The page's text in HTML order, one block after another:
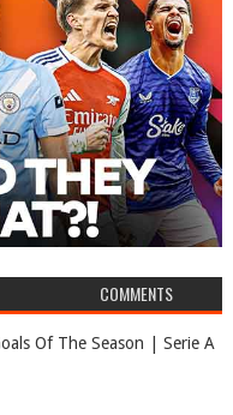
COMMENTS
Of The Season | Serie A